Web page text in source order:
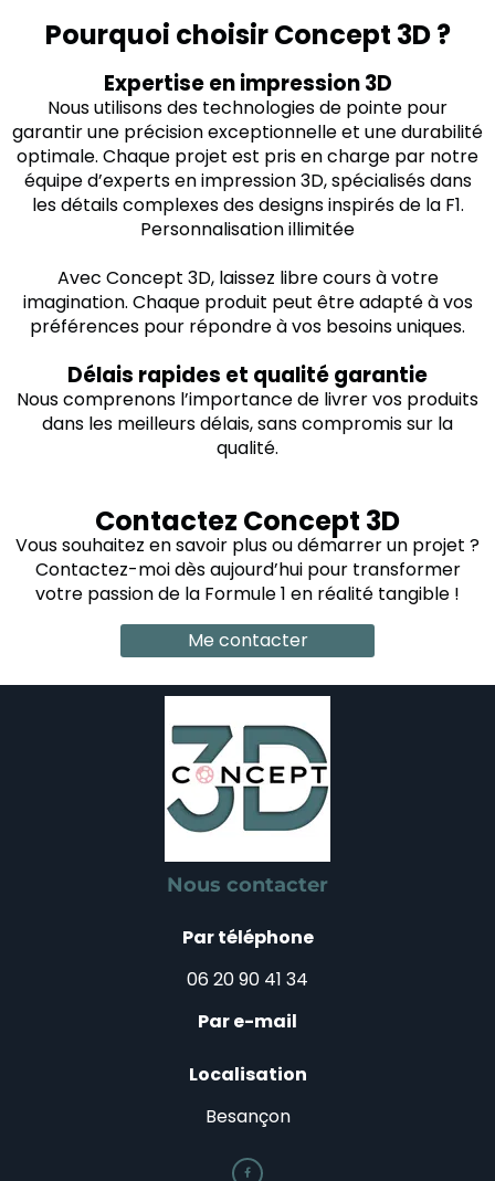
Pourquoi choisir Concept 3D ?
Expertise en impression 3D
Nous utilisons des technologies de pointe pour
garantir une précision exceptionnelle et une durabilité
optimale. Chaque projet est pris en charge par notre
équipe d’experts en impression 3D, spécialisés dans
les détails complexes des designs inspirés de la F1.
Personnalisation illimitée
Avec Concept 3D, laissez libre cours à votre
imagination. Chaque produit peut être adapté à vos
préférences pour répondre à vos besoins uniques.
Délais rapides et qualité garantie
Nous comprenons l’importance de livrer vos produits
dans les meilleurs délais, sans compromis sur la
qualité.
Contactez Concept 3D
Vous souhaitez en savoir plus ou démarrer un projet ?
Contactez-moi dès aujourd’hui pour transformer
votre passion de la Formule 1 en réalité tangible !
Me contacter
Nous contacter
Par téléphone
06 20 90 41 34
Par e-mail
Localisation
Besançon
